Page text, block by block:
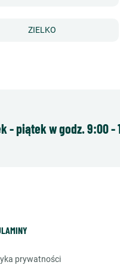
ZIELKO
- piątek w godz. 9:00 -
prywatności